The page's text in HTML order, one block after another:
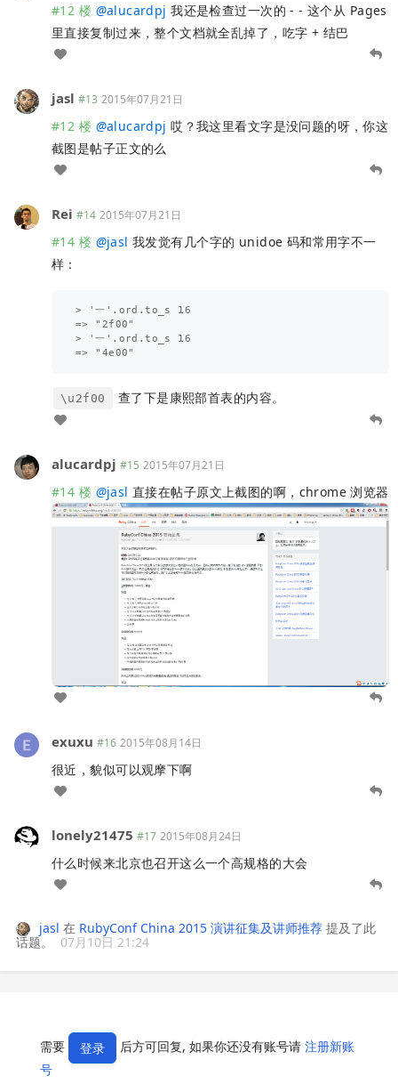
#12 楼 @alucardpj 我还是检查过一次的 - - 这个从 Pages
里直接复制过来，整个文档就全乱掉了，吃字 + 结巴
jasl #13 2015年07月21日
#12 楼 @alucardpj 哎？我这里看文字是没问题的呀，你这
截图是帖子正文的么
Rei #14 2015年07月21日
#14 楼 @jasl 我发觉有几个字的 unidoe 码和常用字不一
样：
> '⼀'.ord.to_s 16
=> "2f00"
> '一'.ord.to_s 16
\u2f00 查了下是康熙部首表的内容。
alucardpj #15 2015年07月21日
#14 楼 @jasl 直接在帖子原文上截图的啊，chrome 浏览器
exuxu #16 2015年08月14日
很近，貌似可以观摩下啊
lonely21475 #17 2015年08月24日
什么时候来北京也召开这么一个高规格的大会
jasl 在 RubyConf China 2015 演讲征集及讲师推荐 提及了此
话题。
07月10日 21:24
需要 登录 后方可回复, 如果你还没有账号请 注册新账
号